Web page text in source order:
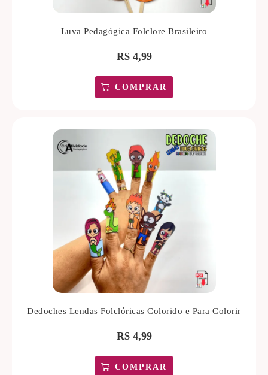
Luva Pedagógica Folclore Brasileiro
R$4,99
COMPRAR
Dedoches Lendas Folclóricas Colorido e Para Colorir
R$4,99
COMPRAR